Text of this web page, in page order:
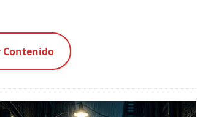
Contenido